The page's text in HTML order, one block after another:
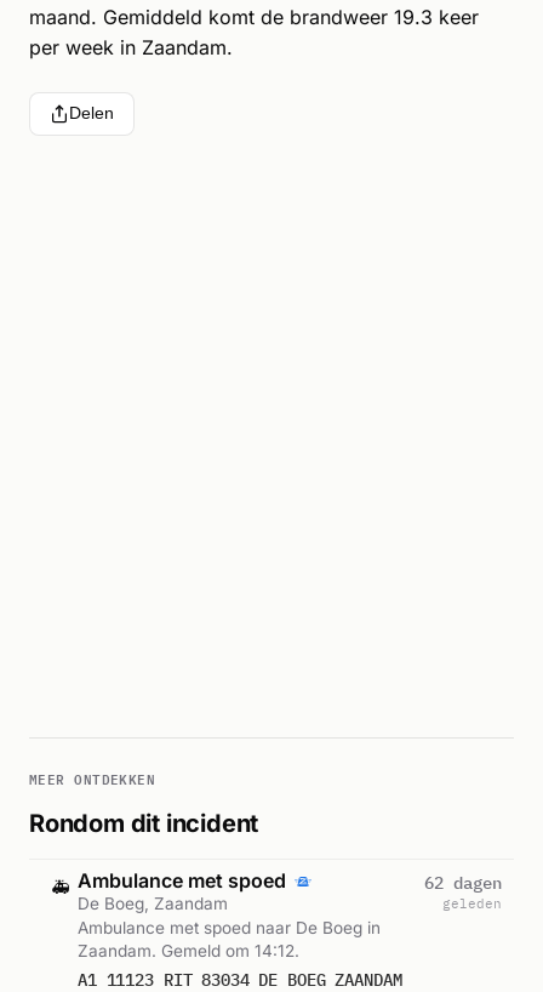
maand. Gemiddeld komt de brandweer 19.3 keer
per week in Zaandam.
Delen
MEER ONTDEKKEN
Rondom dit incident
🚑 Ambulance met spoed
De Boeg, Zaandam
Ambulance met spoed naar De Boeg in
Zaandam. Gemeld om 14:12.
A1 11123 RIT 83034 DE BOEG ZAANDAM
62 dagen
geleden